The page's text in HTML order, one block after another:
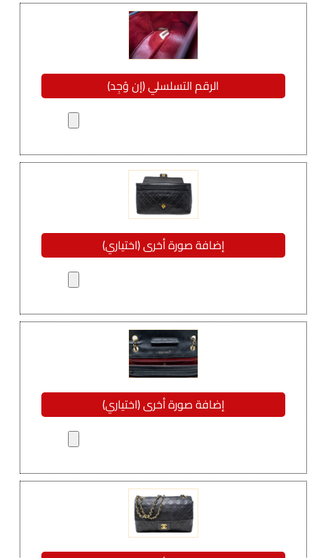
الرقم التسلسلي (إن وُجِد)
إضافة صورة أخرى (اختياري)
إضافة صورة أخرى (اختياري)